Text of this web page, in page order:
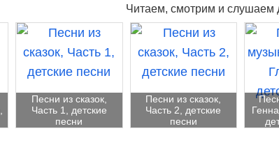
Читаем, смотрим и слушаем
Песни из сказок,
Часть 1, детские
песни
Песни из сказок,
Часть 2, детские
песни